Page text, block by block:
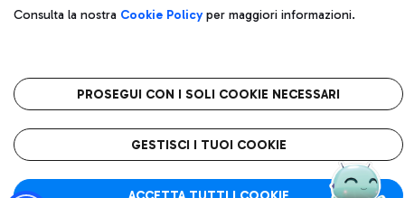
L'aeroporto stellato
Consulta la nostra Cookie Policyper maggiori informazioni.
PROSEGUI CON I SOLI COOKIE NECESSARI
GESTISCI I TUOI COOKIE